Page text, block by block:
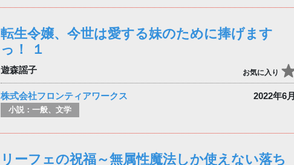
転生令嬢、今世は愛する妹のために捧げます
っ！ １
遊森謡子 お気に入り
株式会社フロンティアワークス 2022年6月
小説：一般、文学
リーフェの祝福～無属性魔法しか使えない落ち